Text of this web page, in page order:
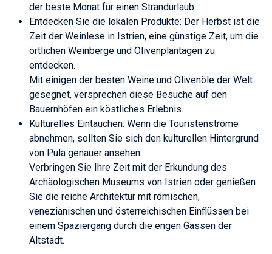
der beste Monat für einen Strandurlaub.
Entdecken Sie die lokalen Produkte: Der Herbst ist die
Zeit der Weinlese in Istrien, eine günstige Zeit, um die
örtlichen Weinberge und Olivenplantagen zu
entdecken.
Mit einigen der besten Weine und Olivenöle der Welt
gesegnet, versprechen diese Besuche auf den
Bauernhöfen ein köstliches Erlebnis.
Kulturelles Eintauchen: Wenn die Touristenströme
abnehmen, sollten Sie sich den kulturellen Hintergrund
von Pula genauer ansehen.
Verbringen Sie Ihre Zeit mit der Erkundung des
Archäologischen Museums von Istrien oder genießen
Sie die reiche Architektur mit römischen,
venezianischen und österreichischen Einflüssen bei
einem Spaziergang durch die engen Gassen der
Altstadt.